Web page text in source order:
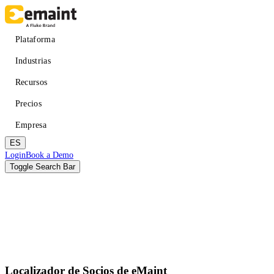
Pasar
al
principal
Main
navigation
Plataforma
Mejorar el tiempo de actividad
Industrias
Recursos
APRENDER
Precios
Empresa
Acerca de eMaint + Fluke
ES
Header
CTA
LoginBook a Demo
Toggle Search Bar
Localizador de Socios de eMaint